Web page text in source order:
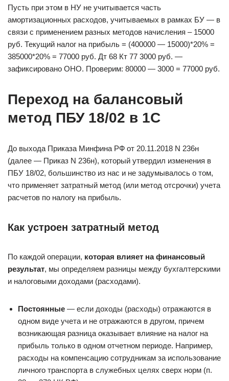
Пусть при этом в НУ не учитывается часть
амортизационных расходов, учитываемых в рамках БУ — в
связи с применением разных методов начисления – 15000
руб. Текущий налог на прибыль = (400000 — 15000)*20% =
385000*20% = 77000 руб. Дт 68 Кт 77 3000 руб. —
зафиксировано ОНО. Проверим: 80000 — 3000 = 77000 руб.
Переход на балансовый
метод ПБУ 18/02 в 1С
До выхода Приказа Минфина РФ от 20.11.2018 N 236н
(далее — Приказ N 236н), который утвердил изменения в
ПБУ 18/02, большинство из нас и не задумывалось о том,
что применяет затратный метод (или метод отсрочки) учета
расчетов по налогу на прибыль.
Как устроен затратный метод
По каждой операции, которая влияет на финансовый
результат, мы определяем разницы между бухгалтерскими
и налоговыми доходами (расходами).
Постоянные — если доходы (расходы) отражаются в
одном виде учета и не отражаются в другом, причем
возникающая разница оказывает влияние на налог на
прибыль только в одном отчетном периоде. Например,
расходы на компенсацию сотрудникам за использование
личного транспорта в служебных целях сверх норм (п.